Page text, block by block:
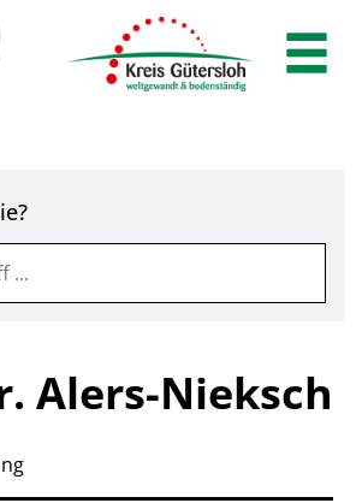
Alers-Nieksch